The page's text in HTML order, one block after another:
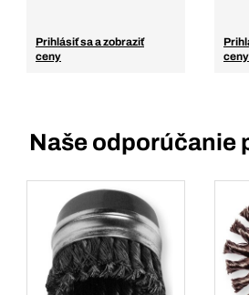
Prihlásiť sa a zobraziť
ceny
ceny
Naše odporúčanie